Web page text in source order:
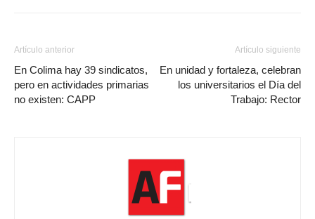
Artículo anterior
En Colima hay 39 sindicatos,
pero en actividades primarias
no existen: CAPP
Artículo siguiente
En unidad y fortaleza, celebran
los universitarios el Día del
Trabajo: Rector